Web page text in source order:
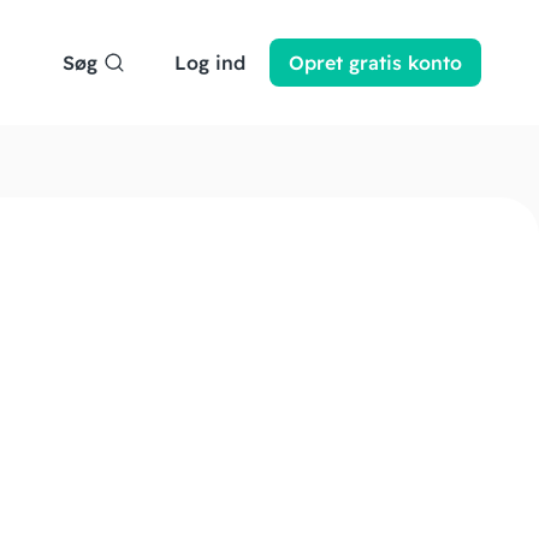
Søg Log ind Opret gratis konto